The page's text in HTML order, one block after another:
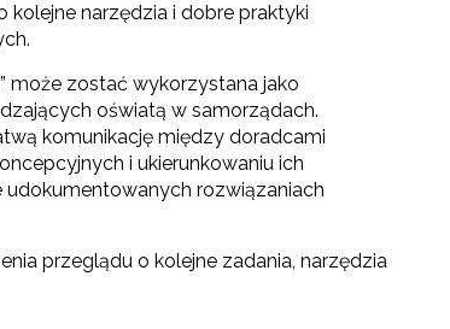
narzędzia i dobre praktyki
może zostać wykorzystana jako
oświatą w samorządach.
komunikację między doradcami
i ukierunkowaniu ich
rozwiązaniach
przeglądu o kolejne zadania, narzędzia